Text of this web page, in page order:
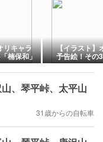
リキャラ
楠保和」
【イラスト】
予告絵！その
ル・プレスリ
、琴平峠、太平山
31歳からの自転車